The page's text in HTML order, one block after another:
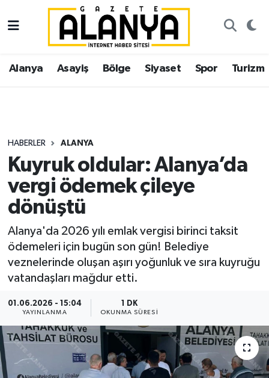
Alanya Asayiş Bölge Siyaset Spor Turizm
HABERLER ALANYA
Kuyruk oldular: Alanya’da
vergi ödemek çileye
dönüştü
Alanya'da 2026 yılı emlak vergisi birinci taksit
ödemeleri için bugün son gün! Belediye
veznelerinde oluşan aşırı yoğunluk ve sıra kuyruğu
vatandaşları mağdur etti.
01.06.2026 - 15:04
YAYINLANMA
1 DK
OKUNMA SÜRESI
Alanya
Asayiş
Siyaset
Spor
Turizm
Ekonomi
Gazipaşa
İstanbul Nöbetçi Eczaneler
İstanbul Hava Durumu
Süper Lig Puan Durumu ve Fikstür
Tüm Manşetler
Son Dakika Haberleri
Haber Arşivi